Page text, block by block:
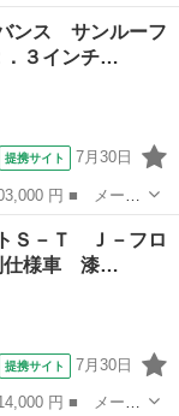
： ロイヤルサ
■ ミッション...
ンス サンルーフ
３インチ…
提携サイト 7月30日
名： ＲＳアド
インチ メモリー
Ｓ－Ｔ Ｊ－フロ
仕様車 漆…
提携サイト 7月30日